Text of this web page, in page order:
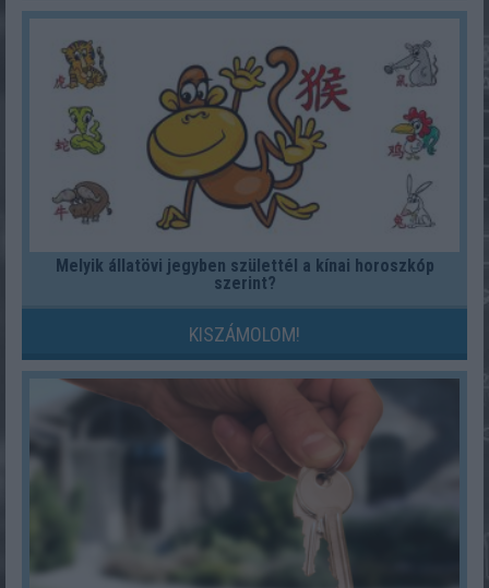
Melyik állatövi jegyben születtél a kínai horoszkóp
szerint?
KISZÁMOLOM!